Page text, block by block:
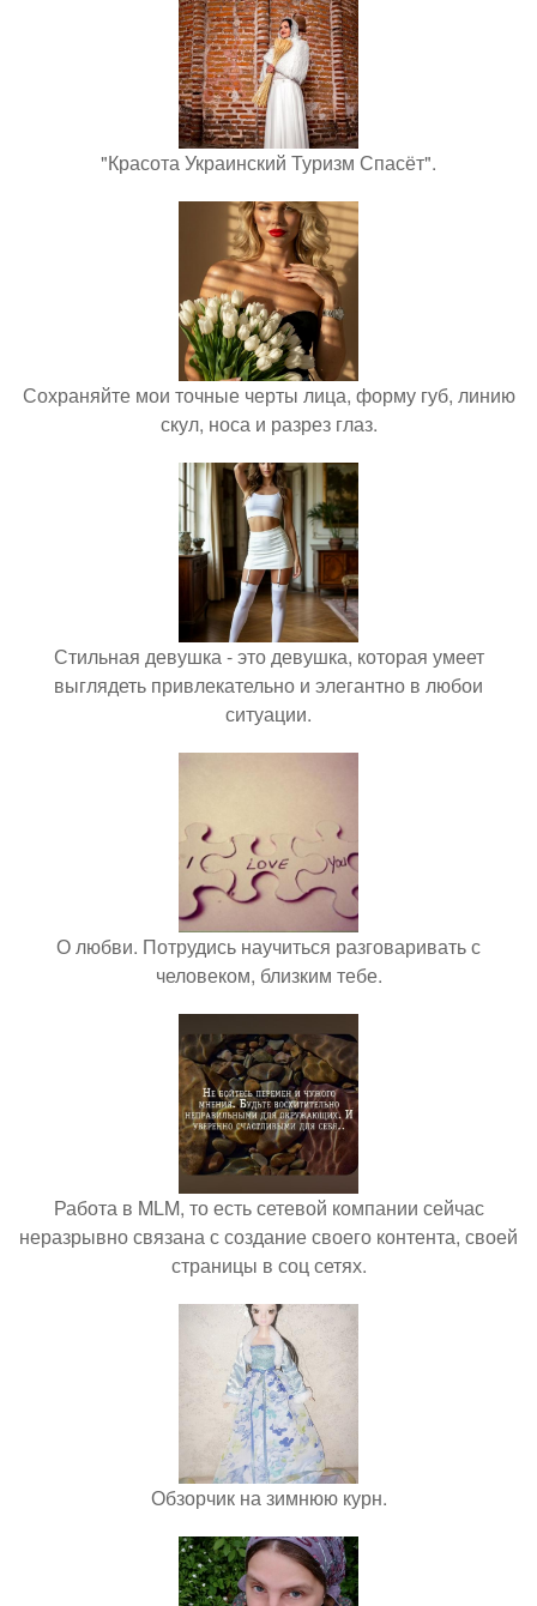
"Красота Украинский Туризм Спасёт".
Сохраняйте мои точные черты лица, форму губ, линию
скул, носа и разрез глаз.
Стильная девушка - это девушка, которая умеет
выглядеть привлекательно и элегантно в любои
ситуации.
О любви. Потрудись научиться разговаривать с
человеком, близким тебе.
Работа в MLM, то есть сетевой компании сейчас
неразрывно связана с создание своего контента, своей
страницы в соц сетях.
Обзорчик на зимнюю курн.